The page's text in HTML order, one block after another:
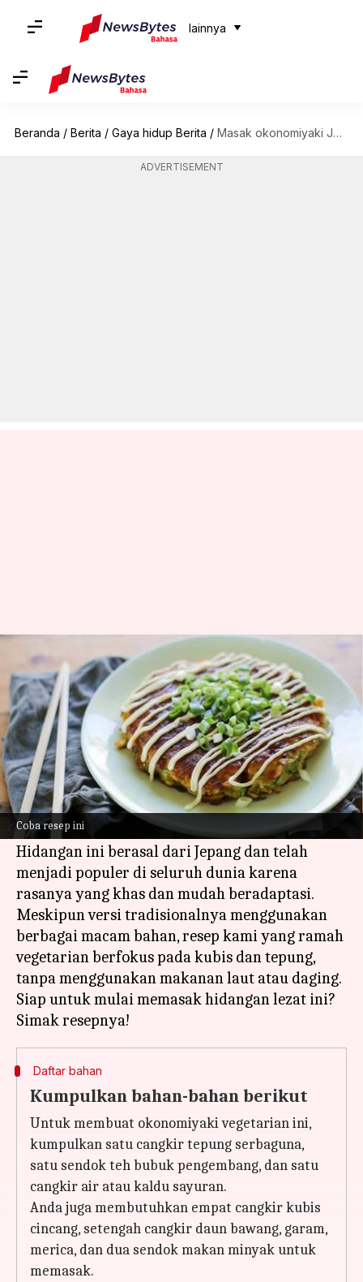
lainnya
Beranda / Berita / Gaya hidup Berita / Masak okonomiyaki Jepang yang enak ini di rumah
ADVERTISEMENT
Coba resep ini
Masak okonomiyaki Jepang
yang enak ini di rumah
menulis Taufiq Al Jufri Apr 10, 2024 12:05 pm
Apa ceritanya
Okonomiyaki, panekuk gurih khas Jepang,
adalah hidangan yang cocok untuk diet
vegetarian dan tanpa telur.
Hidangan ini berasal dari Jepang dan telah
menjadi populer di seluruh dunia karena
rasanya yang khas dan mudah beradaptasi.
Meskipun versi tradisionalnya menggunakan
berbagai macam bahan, resep kami yang ramah
vegetarian berfokus pada kubis dan tepung,
tanpa menggunakan makanan laut atau daging.
Siap untuk mulai memasak hidangan lezat ini?
Daftar bahan
Kumpulkan bahan-bahan berikut
Untuk membuat okonomiyaki vegetarian ini,
kumpulkan satu cangkir tepung serbaguna,
satu sendok teh bubuk pengembang, dan satu
cangkir air atau kaldu sayuran.
Anda juga membutuhkan empat cangkir kubis
cincang, setengah cangkir daun bawang, garam,
merica, dan dua sendok makan minyak untuk
memasak.